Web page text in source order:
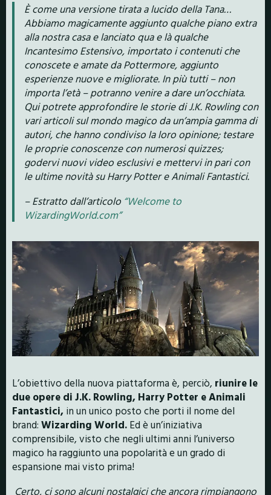
È come una versione tirata a lucido della Tana…
Abbiamo magicamente aggiunto qualche piano extra
alla nostra casa e lanciato qua e là qualche
Incantesimo Estensivo, importato i contenuti che
conoscete e amate da Pottermore, aggiunto
esperienze nuove e migliorate. In più tutti – non
importa l’età – potranno venire a dare un’occhiata.
Qui potrete approfondire le storie di J.K. Rowling con
vari articoli sul mondo magico da un’ampia gamma di
autori, che hanno condiviso la loro opinione; testare
le proprie conoscenze con numerosi quizzes;
godervi nuovi video esclusivi e mettervi in pari con
le ultime novità su Harry Potter e Animali Fantastici.
– Estratto dall’articolo “Welcome to
WizardingWorld.com”
L’obiettivo della nuova piattaforma è, perciò, riunire le
due opere di J.K. Rowling, Harry Potter e Animali
Fantastici, in un unico posto che porti il nome del
brand: Wizarding World. Ed è un’iniziativa
comprensibile, visto che negli ultimi anni l’universo
magico ha raggiunto una popolarità e un grado di
espansione mai visto prima!
Certo, ci sono alcuni nostalgici che ancora rimpiangono